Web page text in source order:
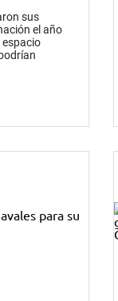
sus
el año
espacio